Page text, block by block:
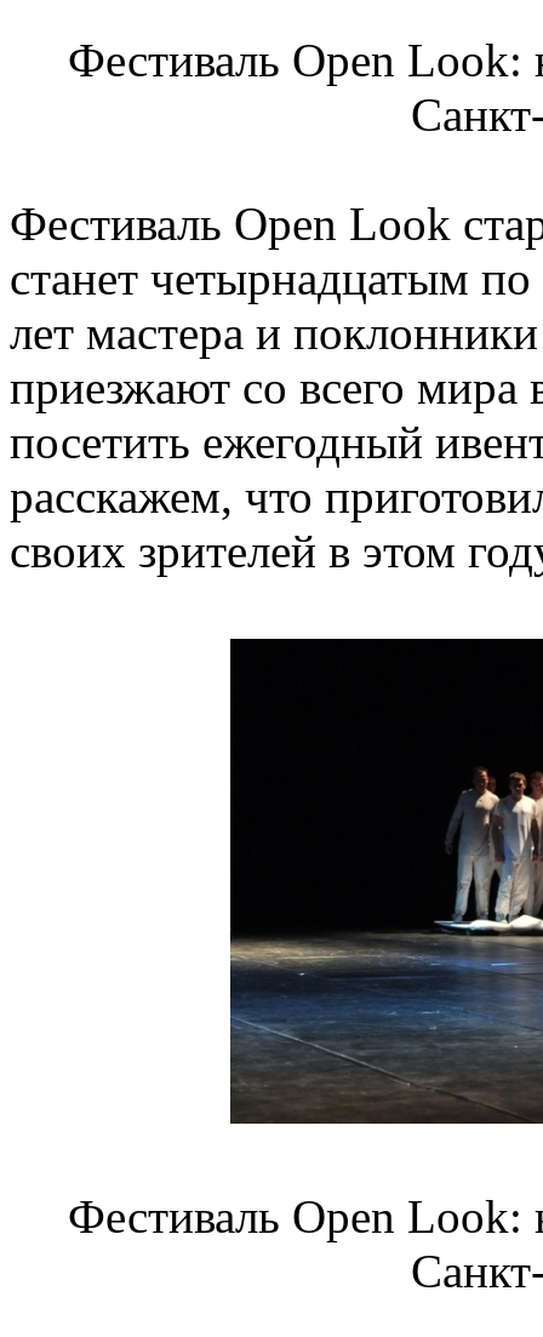
Фестиваль Open Look:
Фестиваль Open Look
станет четырнадцатым
лет мастера и
приезжают со всего мира
посетить ежегодный
расскажем, что
своих зрителей в этом
Фестиваль Open Look: